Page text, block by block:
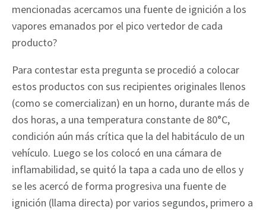
mencionadas acercamos una fuente de ignición a los
vapores emanados por el pico vertedor de cada
producto?
Para contestar esta pregunta se procedió a colocar
estos productos con sus recipientes originales llenos
(como se comercializan) en un horno, durante más de
dos horas, a una temperatura constante de 80°C,
condición aún más crítica que la del habitáculo de un
vehículo. Luego se los colocó en una cámara de
inflamabilidad, se quitó la tapa a cada uno de ellos y
se les acercó de forma progresiva una fuente de
ignición (llama directa) por varios segundos, primero a